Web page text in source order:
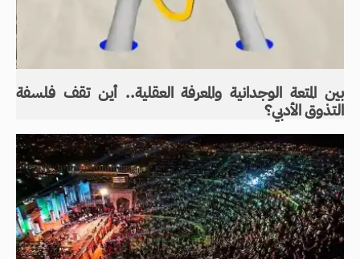
بين المتعة الوجدانية والمعرفة العقلية.. أين تقف فلسفة
التذوق الأدبي؟